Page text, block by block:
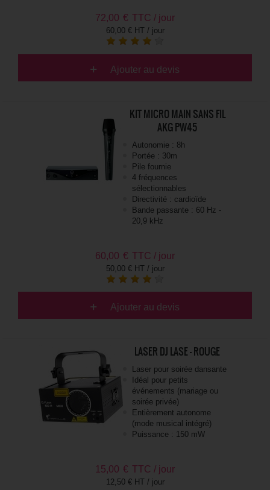
72,00 € TTC / jour
60,00 € HT / jour
Ajouter au devis
KIT MICRO MAIN SANS FIL
AKG PW45
Autonomie : 8h
Portée : 30m
Pile fournie
4 fréquences
sélectionnables
Directivité : cardioïde
Bande passante : 60 Hz -
20,9 kHz
60,00 € TTC / jour
50,00 € HT / jour
Ajouter au devis
LASER DJ LASE - ROUGE
Laser pour soirée dansante
Idéal pour petits
événements (mariage ou
soirée privée)
Entièrement autonome
(mode musical intégré)
Puissance : 150 mW
15,00 € TTC / jour
12,50 € HT / jour